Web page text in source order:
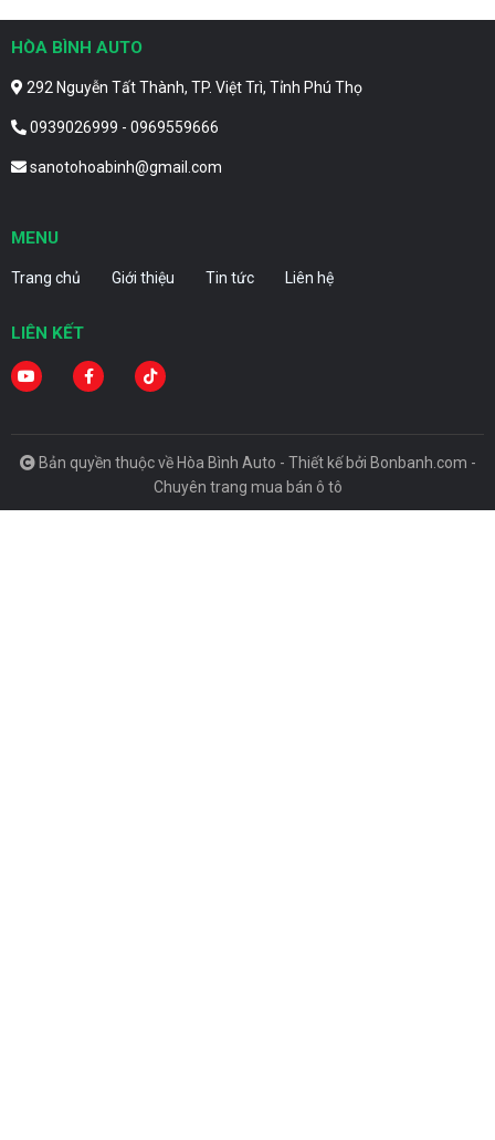
HÒA BÌNH AUTO
292 Nguyễn Tất Thành, TP. Việt Trì, Tỉnh Phú Thọ
0939026999 - 0969559666
sanotohoabinh@gmail.com
MENU
Trang chủ Giới thiệu Tin tức Liên hệ
LIÊN KẾT
Bản quyền thuộc về Hòa Bình Auto - Thiết kế bởi Bonbanh.com -
Chuyên trang mua bán ô tô